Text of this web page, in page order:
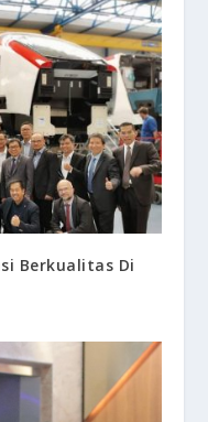
Berkualitas Di